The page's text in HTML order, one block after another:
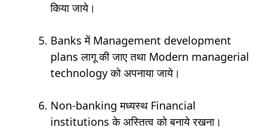
किया जाये।
Banks में Management development
plans लागू की जाए तथा Modern managerial
technology को अपनाया जाये।
Non-banking मध्यस्थ Financial
institutions के अस्तित्व को बनाये रखना।